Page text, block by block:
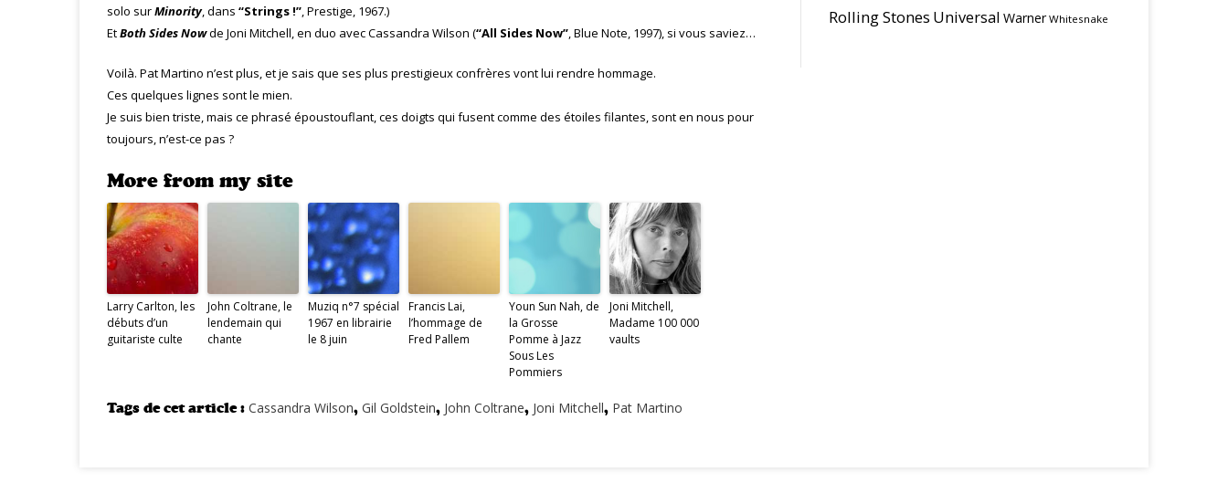
solo surMinority, dans “Strings !”, Prestige, 1967.)
EtBoth Sides Nowde Joni Mitchell, en duo avec Cassandra Wilson (“All Sides Now”, Blue Note, 1997), si vous saviez…
Voilà. Pat Martino n’est plus, et je sais que ses plus prestigieux confrères vont lui rendre hommage.
Ces quelques lignes sont le mien.
Je suis bien triste, mais ce phrasé époustouflant, ces doigts qui fusent comme des étoiles filantes, sont en nous pour
toujours, n’est-ce pas ?
More from my site
Larry Carlton, les
débuts d’un
guitariste culte
John Coltrane, le
lendemain qui
chante
Muziq n°7 spécial
1967 en librairie
le 8 juin
Francis Lai,
l’hommage de
Fred Pallem
Youn Sun Nah, de
la Grosse
Pomme à Jazz
Sous Les
Pommiers
Joni Mitchell,
Madame 100 000
vaults
Tags de cet article : Cassandra Wilson, Gil Goldstein, John Coltrane, Joni Mitchell, Pat Martino
Rolling Stones Universal Warner Whitesnake